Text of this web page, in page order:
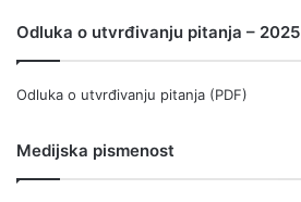
Odluka o utvrđivanju pitanja – 2025
Odluka o utvrđivanju pitanja (PDF)
Medijska pismenost